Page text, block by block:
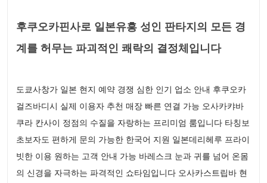
후쿠오카핀사로 일본유흥 성인 판타지의 모든 경
계를 허무는 파괴적인 쾌락의 결정체입니다
도쿄사창가 일본 현지 예약 경쟁 심한 인기 업소 안내 후쿠오카
걸즈바디시 실제 이용자 추천 매장 빠른 연결 가능 오사카캬바
쿠라 칸사이 정점의 수질을 자랑하는 프리미엄 룸입니다 타칭보
초보자도 편하게 문의 가능한 한국어 지원 일본데리헤루 프라이
빗한 이용 원하는 고객 안내 가능 바레스크 눈과 귀를 넘어 온몸
의 신경을 자극하는 파격적인 쇼타임입니다 오사카스트립바 현